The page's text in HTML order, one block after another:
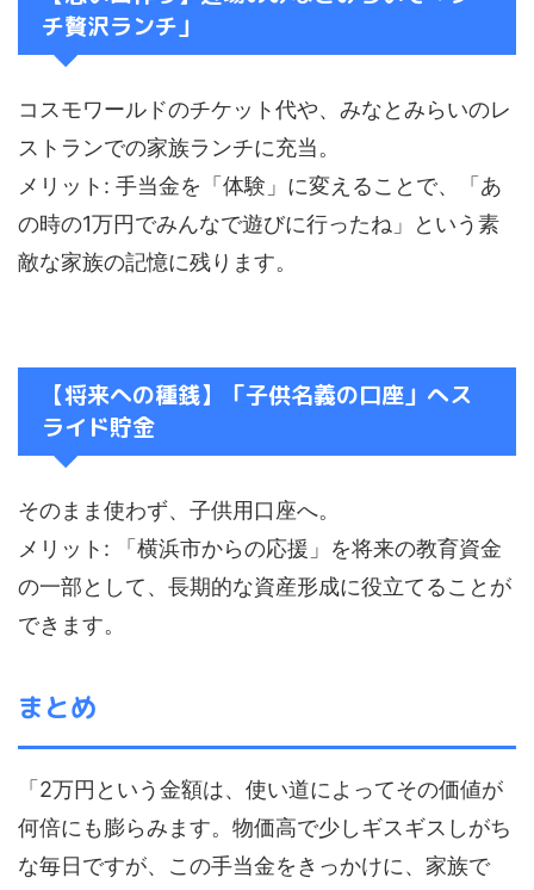
チ贅沢ランチ」
コスモワールドのチケット代や、みなとみらいのレ
ストランでの家族ランチに充当。
メリット: 手当金を「体験」に変えることで、「あ
の時の1万円でみんなで遊びに行ったね」という素
敵な家族の記憶に残ります。
【将来への種銭】「子供名義の口座」へス
ライド貯金
そのまま使わず、子供用口座へ。
メリット: 「横浜市からの応援」を将来の教育資金
の一部として、長期的な資産形成に役立てることが
できます。
まとめ
「2万円という金額は、使い道によってその価値が
何倍にも膨らみます。物価高で少しギスギスしがち
な毎日ですが、この手当金をきっかけに、家族で